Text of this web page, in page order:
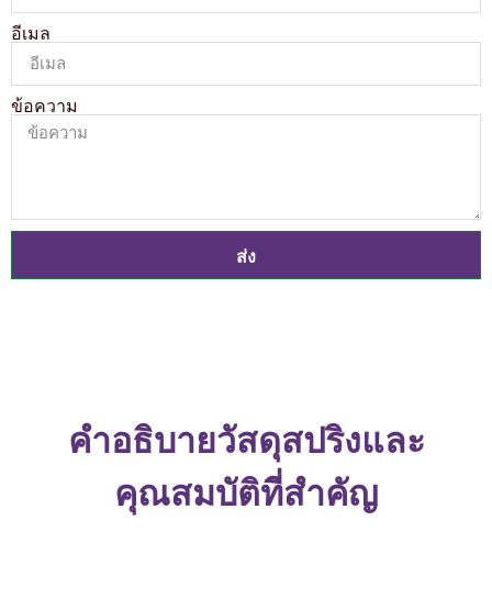
อีเมล
ข้อความ
ส่ง
คำอธิบายวัสดุสปริงและ
คุณสมบัติที่สำคัญ